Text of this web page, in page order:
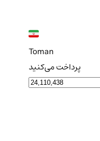
Toman
پرداخت می‌کنید